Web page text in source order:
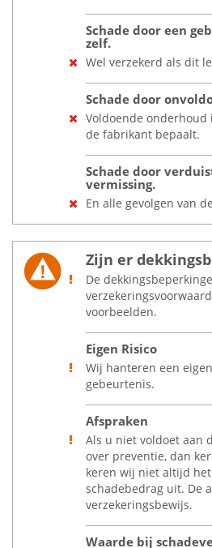
Schade door een
zelf.
Wel verzekerd als dit
Schade door
Voldoende
de fabrikant bepaalt.
Schade door
vermissing.
En alle gevolgen van
Zijn er
De
voorbeelden.
Eigen Risico
Wij hanteren een
gebeurtenis.
Afspraken
Als u niet voldoet aan
over preventie, dan
keren wij niet altijd
schadebedrag uit. De
verzekeringsbewijs.
Waarde bij